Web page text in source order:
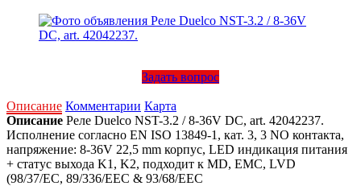
Задать вопрос
Описание Комментарии Карта
Описание Реле Duelco NST-3.2 / 8-36V DC, art. 42042237.
Исполнение согласно EN ISO 13849-1, кат. 3, 3 NO контакта,
напряжение: 8-36V 22,5 mm корпус, LED индикация питания
+ статус выхода K1, K2, подходит к MD, EMC, LVD
(98/37/EC, 89/336/EEC & 93/68/EEC